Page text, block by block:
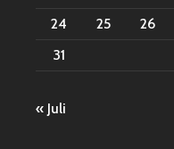
24
25 26
31
« Juli